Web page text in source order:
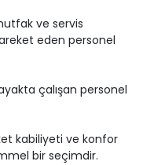
ve servis
eden personel
çalışan personel
kabiliyeti ve konfor
bir seçimdir.